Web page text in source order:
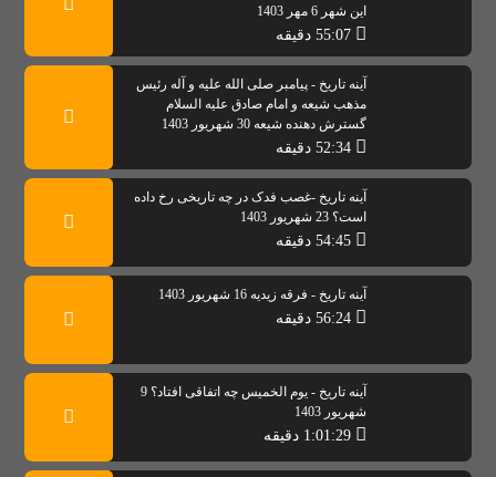
این شهر 6 مهر 1403
آینه تاریخ - پیامبر صلی الله علیه و آله رئیس
مذهب شیعه و امام صادق علیه السلام
گسترش دهنده شیعه 30 شهریور 1403
آینه تاریخ -غصب فدک در چه تاریخی رخ داده
است؟ 23 شهریور 1403
آینه تاریخ - فرقه زیدیه 16 شهریور 1403
آینه تاریخ - یوم الخمیس چه اتفاقی افتاد؟ 9
شهریور 1403